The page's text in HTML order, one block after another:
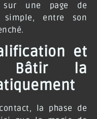
sur une page de
entre son
et
Bâtir la
la phase de